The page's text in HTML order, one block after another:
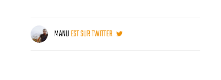
MANUEST SUR TWITTER